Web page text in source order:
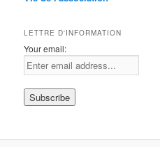
LETTRE D'INFORMATION
Your email: